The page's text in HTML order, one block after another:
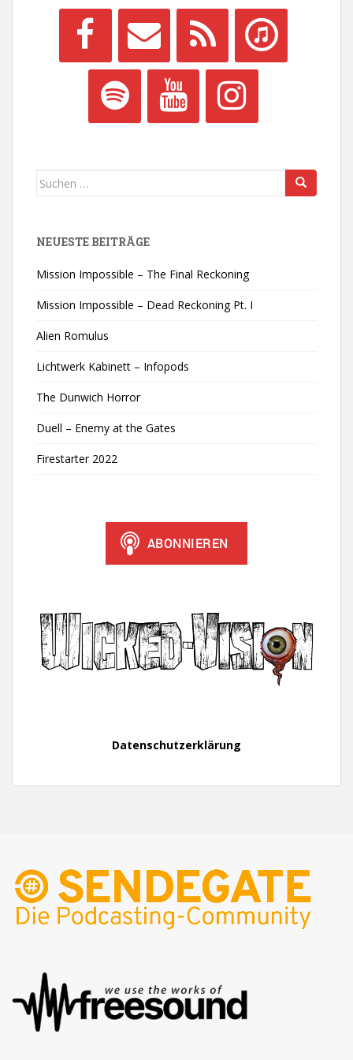
Suchen
NEUESTE BEITRÄGE
Mission Impossible – The Final Reckoning
Mission Impossible – Dead Reckoning Pt. I
Alien Romulus
Lichtwerk Kabinett – Infopods
The Dunwich Horror
Duell – Enemy at the Gates
Firestarter 2022
Datenschutzerklärung